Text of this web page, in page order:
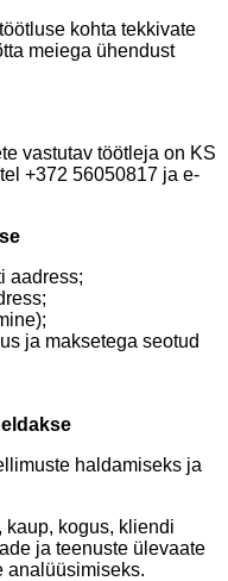
kohta tekkivate
meiega ühendust
vastutav töötleja on KS
+372 56050817 ja e-
aadress;
ja maksetega seotud
haldamiseks ja
kaup, kogus, kliendi
ja teenuste ülevaate
analüüsimiseks.